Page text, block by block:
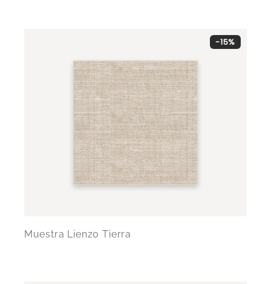
Muestra Lienzo Tierra
-15%